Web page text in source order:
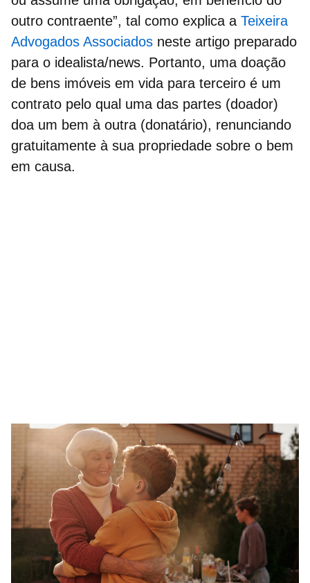
outro contraente”, tal como explica a Teixeira
Advogados Associados neste artigo preparado
para o idealista/news. Portanto, uma doação
de bens imóveis em vida para terceiro é um
contrato pelo qual uma das partes (doador)
doa um bem à outra (donatário), renunciando
gratuitamente à sua propriedade sobre o bem
em causa.